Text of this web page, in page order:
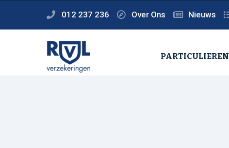
012 237 236 Over Ons Nieuws
PARTICULIEREN